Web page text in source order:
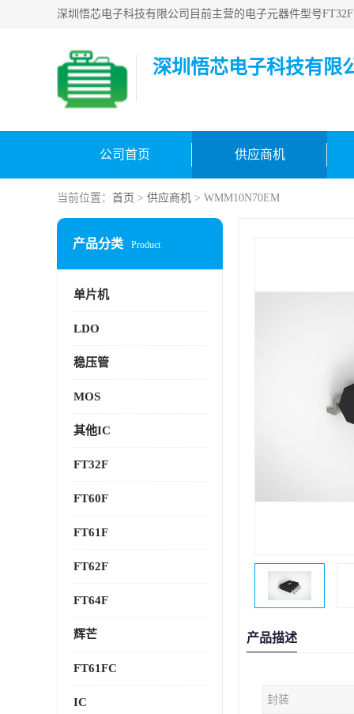
深圳悟芯电子科技有限
公司首页 供应商机
当前位置： 首页 > 供应商机 > WMM10N70EM
产品分类 Product
单片机
LDO
稳压管
MOS
其他IC
FT32F
FT60F
FT61F
FT62F
FT64F
辉芒
FT61FC
IC
产品描述
封装